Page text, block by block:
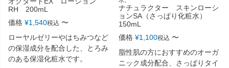
RH 200mL
価格 ¥1,540税込 〜
ローヤルゼリーやはちみつなど
の保湿成分を配合した、とろみ
のある保湿化粧水です。
ナチュラクター スキンローシ
ョンSA（さっぱり化粧水）
150mL
価格 ¥1,100税込 〜
脂性肌の方におすすめのオーガ
ニック成分配合、さっぱりタイ